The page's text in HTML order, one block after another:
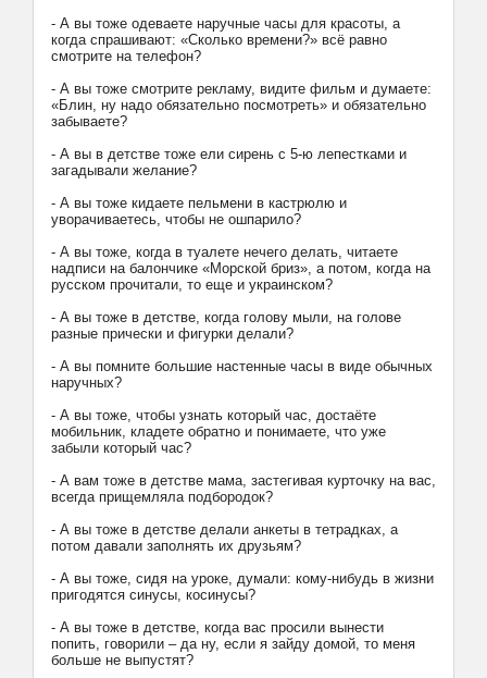
- А вы тоже одеваете наручные часы для красоты, а
когда спрашивают: «Сколько времени?» всё равно
смотрите на телефон?
- А вы тоже смотрите рекламу, видите фильм и думаете:
«Блин, ну надо обязательно посмотреть» и обязательно
забываете?
- А вы в детстве тоже ели сирень с 5-ю лепестками и
загадывали желание?
- А вы тоже кидаете пельмени в кастрюлю и
уворачиваетесь, чтобы не ошпарило?
- А вы тоже, когда в туалете нечего делать, читаете
надписи на балончике «Морской бриз», а потом, когда на
русском прочитали, то еще и украинском?
- А вы тоже в детстве, когда голову мыли, на голове
разные прически и фигурки делали?
- А вы помните большие настенные часы в виде обычных
наручных?
- А вы тоже, чтобы узнать который час, достаёте
мобильник, кладете обратно и понимаете, что уже
забыли который час?
- А вам тоже в детстве мама, застегивая курточку на вас,
всегда прищемляла подбородок?
- А вы тоже в детстве делали анкеты в тетрадках, а
потом давали заполнять их друзьям?
- А вы тоже, сидя на уроке, думали: кому-нибудь в жизни
пригодятся синусы, косинусы?
- А вы тоже в детстве, когда вас просили вынести
попить, говорили – да ну, если я зайду домой, то меня
больше не выпустят?